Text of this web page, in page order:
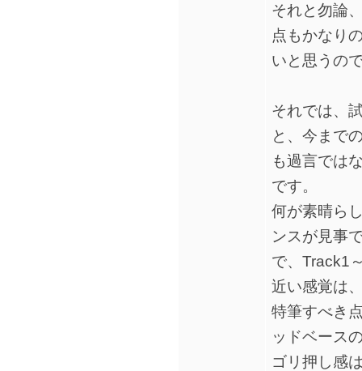
それと勿論
点もかなり
いと思うの
それでは、
と、今まで
も過言では
です。
何が素晴ら
ンスが見事
で、Track1
近い感覚は
特筆すべき
ッドベース
ゴリ押し感